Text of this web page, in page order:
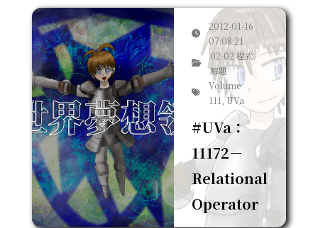
2012-01-16
07:08:21
02-02 程式
解題
Volume
111, UVa
#UVa：
11172－
Relational
Operator